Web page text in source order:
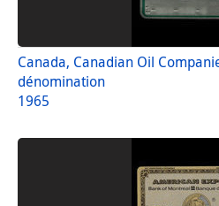
Canada, Canadian Oil
dénomination
1965